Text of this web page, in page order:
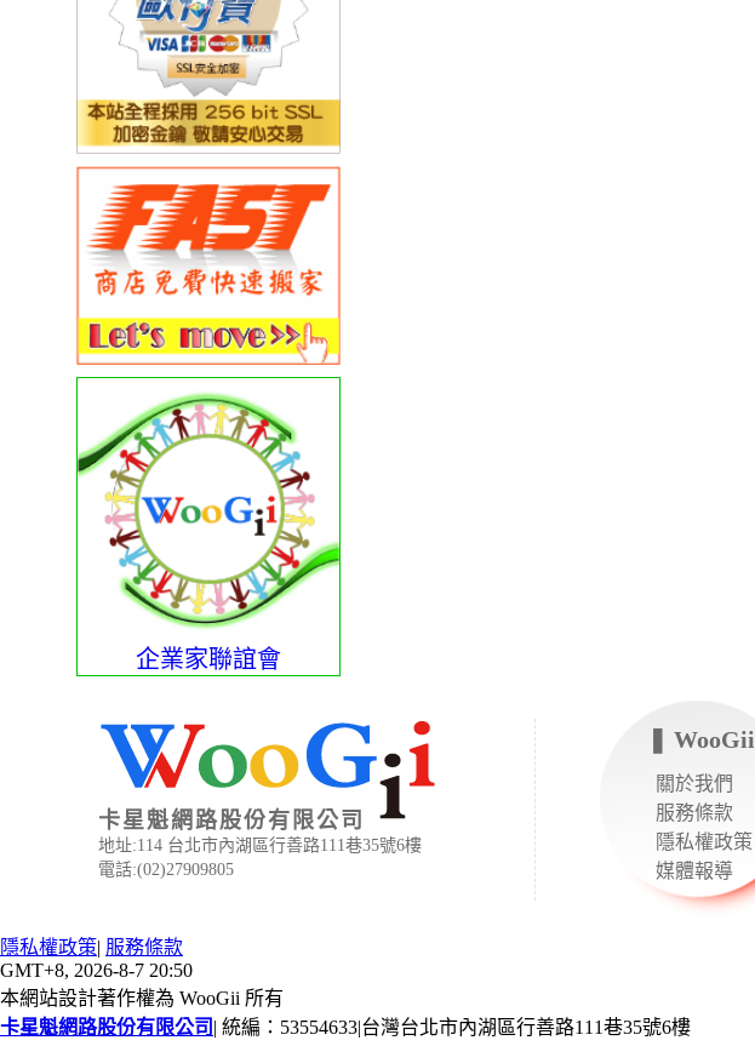
企業家聯誼會
卡星魁網路股份有限公司
地址:114 台北市內湖區行善路111巷35號6樓
電話:(02)27909805
❚ WooGii
關於我們
服務條款
隱私權政策
媒體報導
隱私權政策| 服務條款
GMT+8, 2026-8-7 20:50
本網站設計著作權為 WooGii 所有
卡星魁網路股份有限公司 | 統編：53554633|台灣台北市內湖區行善路111巷35號6樓